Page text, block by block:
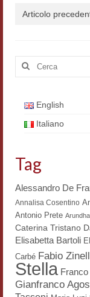
LEAD
Summer
Storia e
Articolo
Cerca:
English
Italiano
Tag
Alessandro De
Annalisa Cosentino
Antonio Prete
Caterina Tristano
Elisabetta Bartoli
Carbé Fabio
Stella
Gianfranco